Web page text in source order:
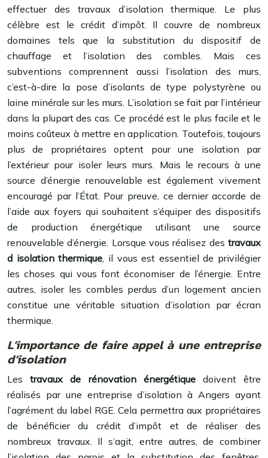
effectuer des travaux d’isolation thermique. Le plus
célèbre est le crédit d’impôt. Il couvre de nombreux
domaines tels que la substitution du dispositif de
chauffage et l’isolation des combles. Mais ces
subventions comprennent aussi l’isolation des murs,
c’est-à-dire la pose d’isolants de type polystyrène ou
laine minérale sur les murs. L’isolation se fait par l’intérieur
dans la plupart des cas. Ce procédé est le plus facile et le
moins coûteux à mettre en application. Toutefois, toujours
plus de propriétaires optent pour une isolation par
l’extérieur pour isoler leurs murs. Mais le recours à une
source d’énergie renouvelable est également vivement
encouragé par l’État. Pour preuve, ce dernier accorde de
l’aide aux foyers qui souhaitent s’équiper des dispositifs
de production énergétique utilisant une source
renouvelable d’énergie. Lorsque vous réalisez des travaux
d isolation thermique , il vous est essentiel de privilégier
les choses qui vous font économiser de l’énergie. Entre
autres, isoler les combles perdus d’un logement ancien
constitue une véritable situation d’isolation par écran
thermique.
L’importance de faire appel à une entreprise
d’isolation
Lestravaux de rénovation énergétiquedoivent être
réalisés par une entreprise d’isolation à Angers ayant
l’agrément du label RGE. Cela permettra aux propriétaires
de bénéficier du crédit d’impôt et de réaliser des
nombreux travaux. Il s’agit, entre autres, de combiner